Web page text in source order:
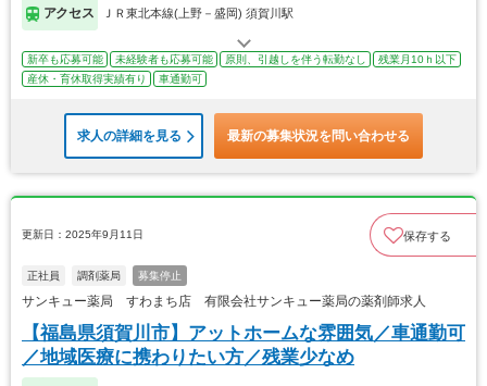
アクセス ＪＲ東北本線(上野－盛岡) 須賀川駅
新卒も応募可能 未経験者も応募可能 原則、引越しを伴う転勤なし
残業月10ｈ以下
産休・育休取得実績有り
車通勤可
求人の詳細を見る 最新の募集状況を問い合わせる
更新日：2025年9月11日 保存する
正社員 調剤薬局 募集停止
サンキュー薬局 すわまち店 有限会社サンキュー薬局の薬剤師求人
【福島県須賀川市】アットホームな雰囲気／車通勤可
／地域医療に携わりたい方／残業少なめ